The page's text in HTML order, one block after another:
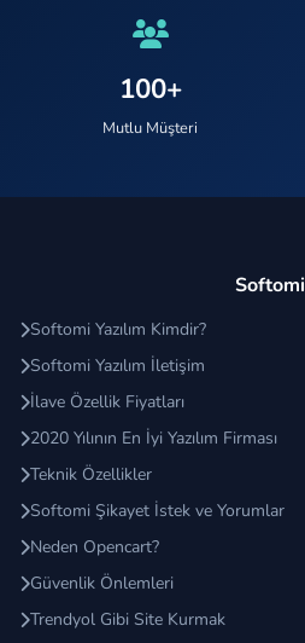
100+
Mutlu Müşteri
Softomi
Softomi Yazılım Kimdir?
Softomi Yazılım İletişim
İlave Özellik Fiyatları
2020 Yılının En İyi Yazılım Firması
Teknik Özellikler
Softomi Şikayet İstek ve Yorumlar
Neden Opencart?
Güvenlik Önlemleri
Trendyol Gibi Site Kurmak